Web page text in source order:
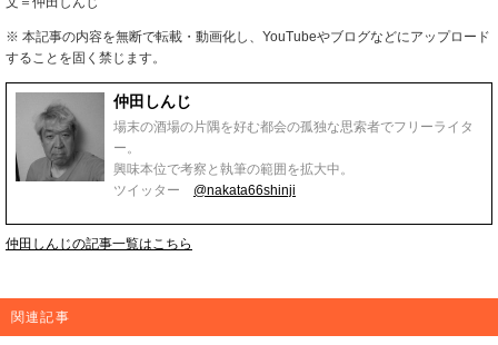
※ 本記事の内容を無断で転載・動画化し、YouTubeやブログなどにアップロード
することを固く禁じます。
仲田しんじ
場末の酒場の片隅を好む都会の孤独な思索者でフリーライタ
ー。
興味本位で考察と執筆の範囲を拡大中。
ツイッター @nakata66shinji
仲田しんじの記事一覧はこちら
関連記事